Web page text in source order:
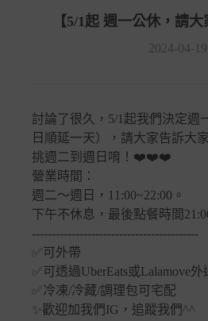
【5/1起 週一公休，請
2024-04-19
討論了很久，5/1起我們決定週
日順延一天），請大家告訴大
挑週二到週日唷！❤️❤️❤️
營業時間：
週二～週日，11:00~22:00。
下午不休息，最後點餐時間
------------------------------------------
✅可外帶
✅可透過UberEats或Lalamove外
✅冷凍/冷藏/調理包可宅配
✨歡迎加我們IG，追蹤我們^^